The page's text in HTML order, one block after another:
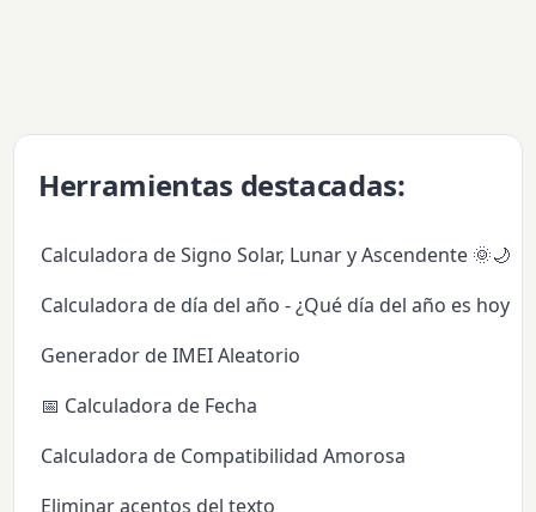
Herramientas destacadas:
Calculadora de Signo Solar, Lunar y Ascendente 🌞🌙✨
Calculadora de día del año - ¿Qué día del año es hoy?
Generador de IMEI Aleatorio
📅 Calculadora de Fecha
Calculadora de Compatibilidad Amorosa
Eliminar acentos del texto